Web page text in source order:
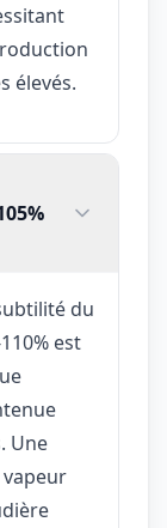
élevés.
du
est
Une